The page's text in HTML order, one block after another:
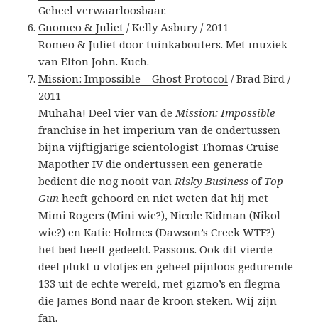
Geheel verwaarloosbaar.
Gnomeo & Juliet / Kelly Asbury / 2011
Romeo & Juliet door tuinkabouters. Met muziek
van Elton John. Kuch.
Mission: Impossible – Ghost Protocol / Brad Bird /
2011
Muhaha! Deel vier van deMission: Impossible
franchise in het imperium van de ondertussen
bijna vijftigjarige scientologist Thomas Cruise
Mapother IV die ondertussen een generatie
bedient die nog nooit vanRisky Business ofTop
Gun heeft gehoord en niet weten dat hij met
Mimi Rogers (Mini wie?), Nicole Kidman (Nikol
wie?) en Katie Holmes (Dawson’s Creek WTF?)
het bed heeft gedeeld. Passons. Ook dit vierde
deel plukt u vlotjes en geheel pijnloos gedurende
133 uit de echte wereld, met gizmo’s en flegma
die James Bond naar de kroon steken. Wij zijn
fan.